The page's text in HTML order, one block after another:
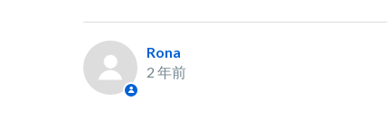
Rona
2 年前